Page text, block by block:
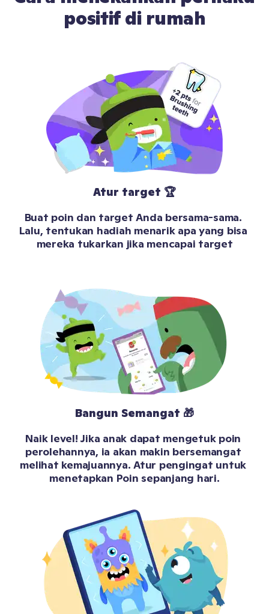
positif di rumah
Atur target 🏆
Buat poin dan target Anda bersama-sama.
Lalu, tentukan hadiah menarik apa yang bisa
mereka tukarkan jika mencapai target
Bangun Semangat 🎁
Naik level! Jika anak dapat mengetuk poin
perolehannya, ia akan makin bersemangat
melihat kemajuannya. Atur pengingat untuk
menetapkan Poin sepanjang hari.